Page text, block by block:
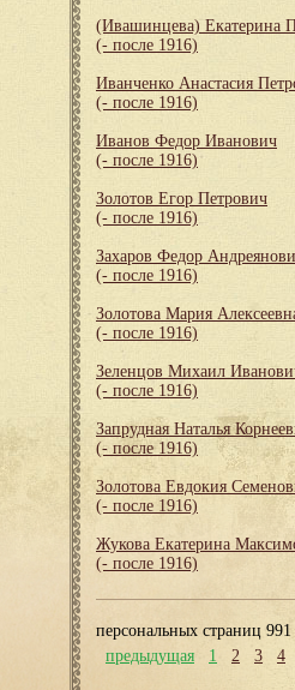
(Ивашинцева) Екатерина
(- после 1916)
Иванченко Анастасия
(- после 1916)
Иванов Федор Иванович
(- после 1916)
Золотов Егор Петрович
(- после 1916)
Захаров Федор
(- после 1916)
Золотова Мария
(- после 1916)
Зеленцов Михаил
(- после 1916)
Запрудная Наталья
(- после 1916)
Золотова Евдокия
(- после 1916)
Жукова Екатерина
(- после 1916)
персональных страниц 991
предыдущая
1 2 3 4